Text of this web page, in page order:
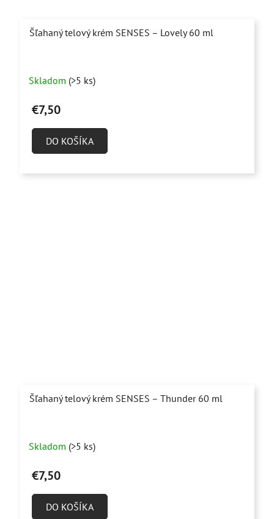
Šľahaný telový krém SENSES – Lovely 60 ml
hodnotenie
produktu
z
Skladom (>5 ks)
€7,50
DO KOŠÍKA
Šľahaný telový krém SENSES – Thunder 60 ml
hodnotenie
produktu
Skladom (>5 ks)
€7,50
DO KOŠÍKA